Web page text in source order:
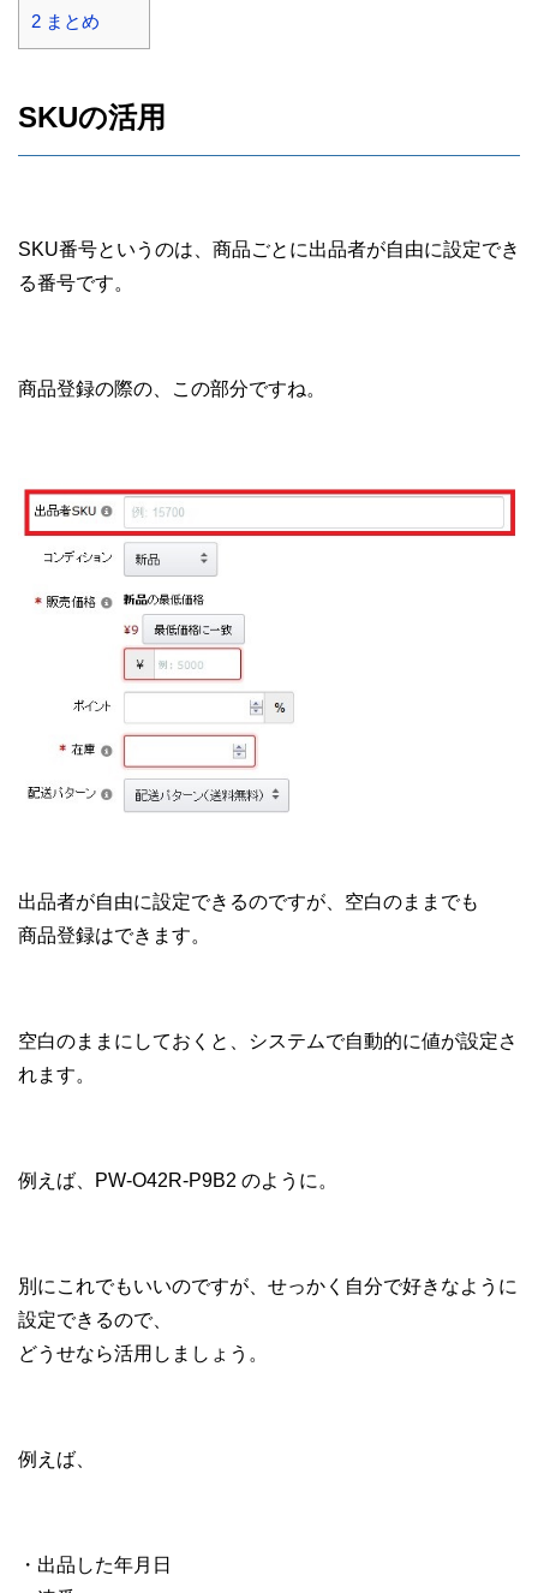
2 まとめ
SKUの活用
SKU番号というのは、商品ごとに出品者が自由に設定でき
る番号です。
商品登録の際の、この部分ですね。
出品者が自由に設定できるのですが、空白のままでも
商品登録はできます。
空白のままにしておくと、システムで自動的に値が設定さ
れます。
例えば、PW-O42R-P9B2 のように。
別にこれでもいいのですが、せっかく自分で好きなように
設定できるので、
どうせなら活用しましょう。
例えば、
・出品した年月日